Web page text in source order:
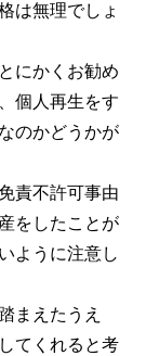
は無理でしょ
にかくお勧め
個人再生をす
のかどうかが
責不許可事由
をしたことが
ように注意し
まえたうえ
てくれると考